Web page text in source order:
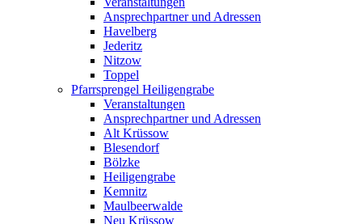
Ansprechpartner und Adressen
Havelberg
Jederitz
Nitzow
Toppel
Pfarrsprengel Heiligengrabe
Veranstaltungen
Ansprechpartner und Adressen
Alt Krüssow
Blesendorf
Bölzke
Heiligengrabe
Kemnitz
Maulbeerwalde
Neu Krüssow